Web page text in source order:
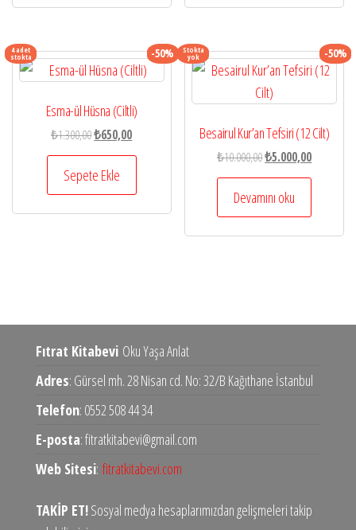
4 adet
stokta -50%
Esma-ül Hüsna (Ciltli)
₺1.300,00Orijinal
fiyat:
₺1.300,00.
₺650,00Şu
andaki
₺650,00.
Sepete Ekle
Stokta
yok -50%
Besairul Kur’an Tefsiri (12 Cilt)
₺10.000,00Orijinal
fiyat:
₺10.000,00.
₺5.000,00Şu
andaki
₺5.000,00.
Devamını oku
Fıtrat Kitabevi Oku Yaşa Anlat
Adres: Gürsel mh. 28 Nisan cd. No: 32/B Kağıthane İstanbul
Telefon: 0552 508 44 34
E-posta: fitratkitabevi@gmail.com
Web Sitesi: fitratkitabevi.com
TAKİP ET!Sosyal medya hesaplarımızdan gelişmeleri takip